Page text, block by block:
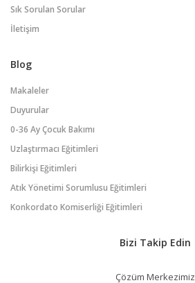
Sık Sorulan Sorular
İletişim
Blog
Makaleler
Duyurular
0-36 Ay Çocuk Bakımı
Uzlaştırmacı Eğitimleri
Bilirkişi Eğitimleri
Atık Yönetimi Sorumlusu Eğitimleri
Konkordato Komiserliği Eğitimleri
Bizi Takip Edin
Çözüm Merkezimiz